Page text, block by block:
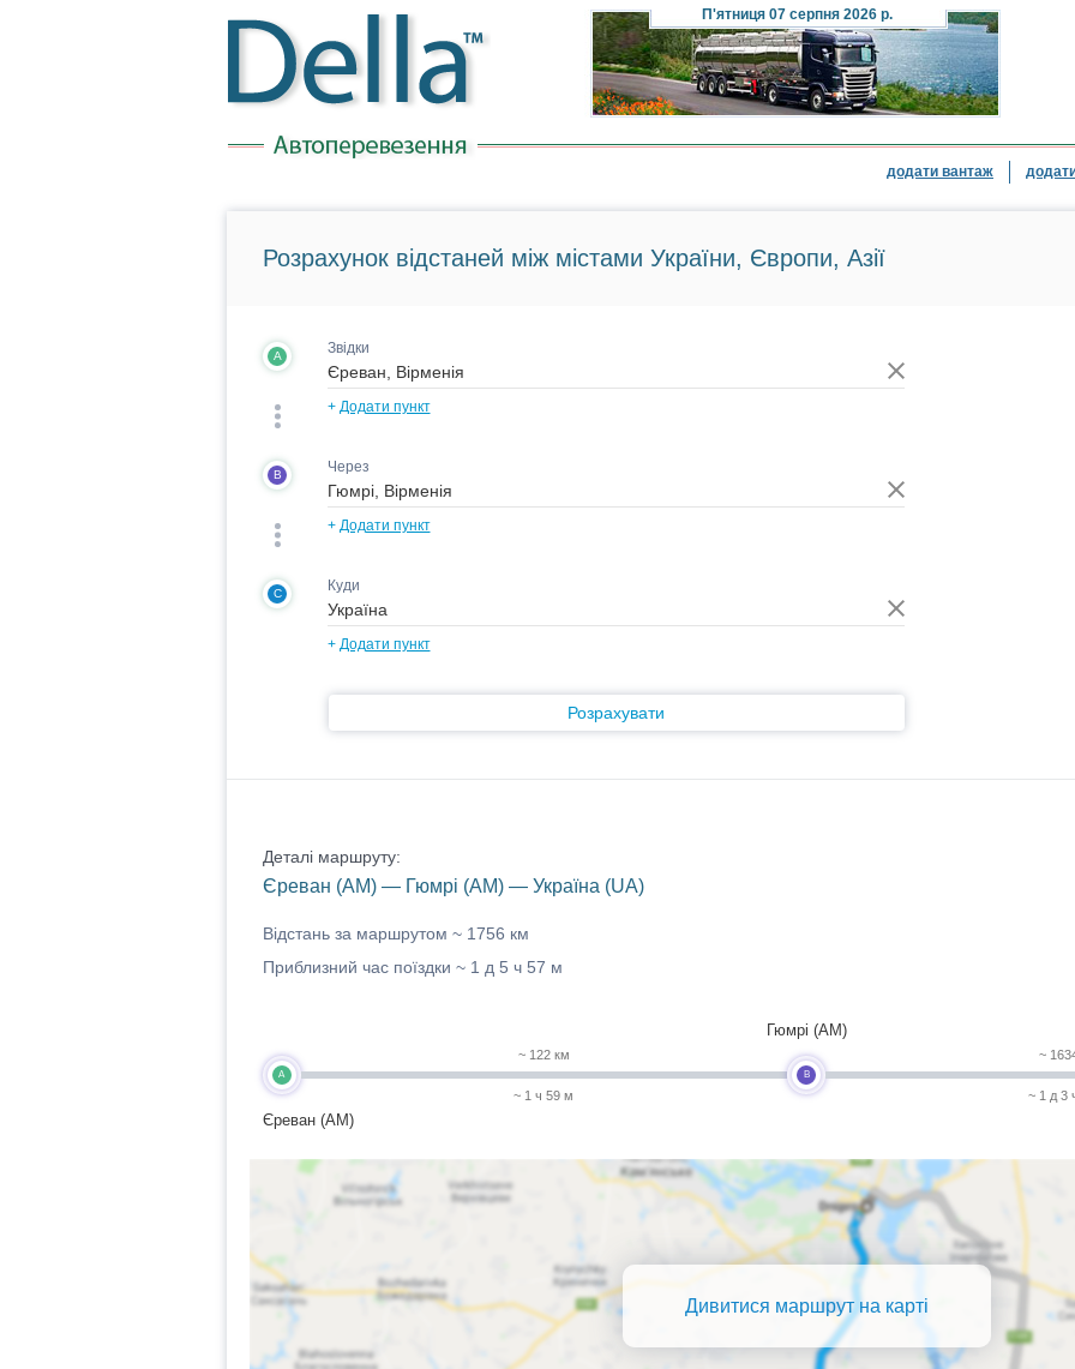
П'ятниця07 серпня 2026 р.
додати вантаж
Розрахунок відстаней між містами України, Європи, Азії
A Звідки
+ Додати пункт
B Через
+ Додати пункт
C Куди
+ Додати пункт
Розрахувати
Деталі маршруту:
Єреван (AM) — Гюмрі (AM) — Україна (UA)
Відстань за маршрутом ~ 1756 км
Приблизний час поїздки ~ 1 д 5 ч 57 м
A
Єреван (AM)
~ 122 км
~ 1 ч 59 м
B
Гюмрі (AM)
~
~ 1 д 3
Дивитися маршрут на карті